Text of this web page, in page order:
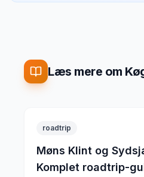
Læs mere om
roadtrip
Møns Klint og
Komplet roadtrip-